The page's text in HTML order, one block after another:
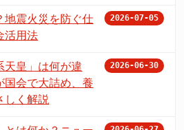
地震火災を防ぐ仕
活用法
2026-07-05
天皇」は何が違
国会で大詰め、養
しく解説
2026-06-30